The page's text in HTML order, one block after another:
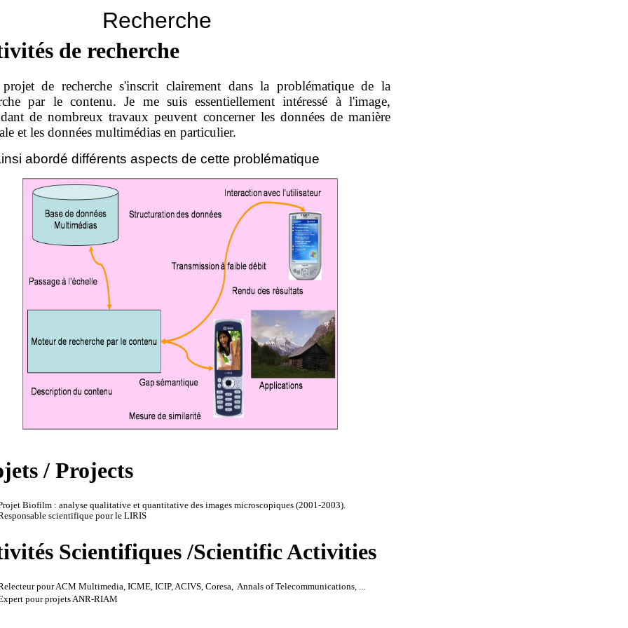
Recherche
de recherche
de recherche s'inscrit clairement dans la problématique de la
par le contenu. Je me suis essentiellement intéressé à l'image,
de nombreux travaux peuvent concerner les données de manière
et les données multimédias en particulier.
abordé différents aspects de cette problématique
/ Projects
Biofilm : analyse qualitative et quantitative des images microscopiques (2001-2003).
scientifique pour le LIRIS
Scientifiques /Scientific Activities
pour ACM Multimedia, ICME, ICIP, ACIVS, Coresa, Annals of Telecommunications, ...
pour projets ANR-RIAM